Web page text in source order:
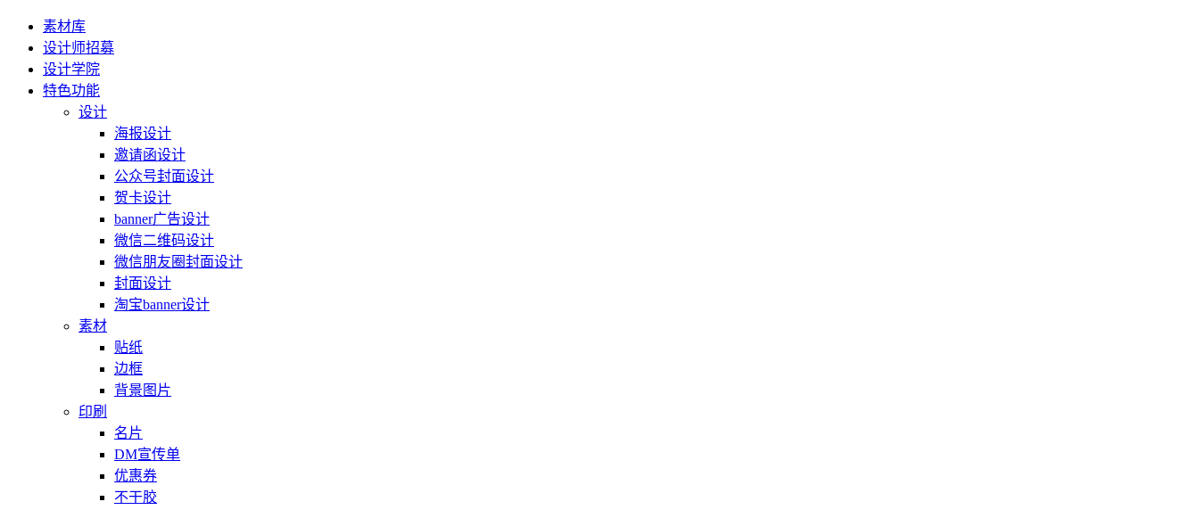
素材库
设计师招募
设计学院
特色功能
设计
海报设计
邀请函设计
公众号封面设计
贺卡设计
banner广告设计
微信二维码设计
微信朋友圈封面设计
封面设计
淘宝banner设计
素材
贴纸
边框
背景图片
印刷
名片
DM宣传单
优惠券
不干胶